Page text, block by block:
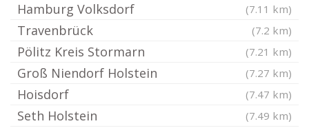
Hamburg Volksdorf (7.11 km)
Travenbrück (7.2 km)
Pölitz Kreis Stormarn (7.21 km)
Groß Niendorf Holstein (7.27 km)
Hoisdorf (7.47 km)
Seth Holstein (7.49 km)